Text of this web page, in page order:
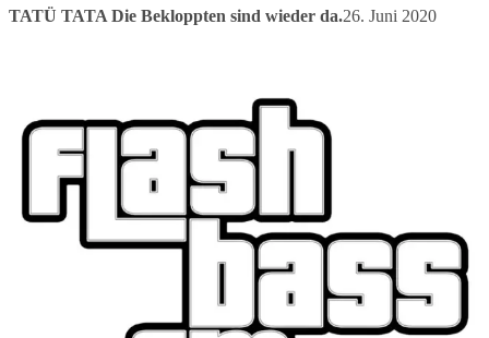
TATÜ TATA Die Bekloppten sind wieder da.26. Juni 2020